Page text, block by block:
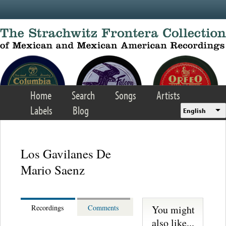
Home Search Songs
Artists
Labels
Blog English
Los Gavilanes De
Mario Saenz
Recordings Comments
You might
also like...